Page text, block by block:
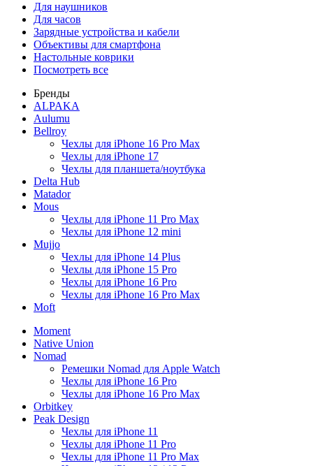
Для наушников
Для часов
Зарядные устройства и кабели
Объективы для смартфона
Настольные коврики
Посмотреть все
Бренды
ALPAKA
Aulumu
Bellroy
Чехлы для iPhone 16 Pro Max
Чехлы для iPhone 17
Чехлы для планшета/ноутбука
Delta Hub
Matador
Mous
Чехлы для iPhone 11 Pro Max
Чехлы для iPhone 12 mini
Mujjo
Чехлы для iPhone 14 Plus
Чехлы для iPhone 15 Pro
Чехлы для iPhone 16 Pro
Чехлы для iPhone 16 Pro Max
Moft
Moment
Native Union
Nomad
Ремешки Nomad для Apple Watch
Чехлы для iPhone 16 Pro
Чехлы для iPhone 16 Pro Max
Orbitkey
Peak Design
Чехлы для iPhone 11
Чехлы для iPhone 11 Pro
Чехлы для iPhone 11 Pro Max